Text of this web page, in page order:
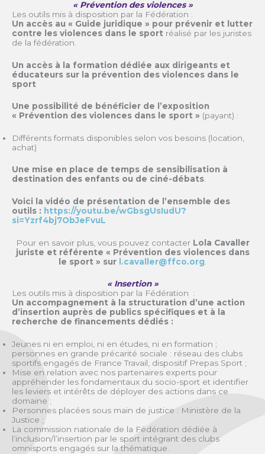
« Prévention des violences »
Les outils mis à disposition par la Fédération :
Un accès au « Guide juridique » pour prévenir et lutter
contre les violences dans le sport réalisé par les juristes
de la fédération.
Un accès à la formation dédiée aux dirigeants et
éducateurs sur la prévention des violences dans le
sport
Une possibilité de bénéficier de l’exposition
« Prévention des violences dans le sport » (payant) :
Différents formats disponibles selon vos besoins (location,
achat)
Une mise en place de temps de sensibilisation à
destination des enfants ou de ciné-débats
Voici la vidéo de présentation de l’ensemble des
outils : https://youtu.be/wGbsgUsIudU?
si=Yzrf4bj7ObJeFvuL
Pour en savoir plus, vous pouvez contacter Lola Cavaller
juriste et référente « Prévention des violences dans
le sport » sur l.cavaller@ffco.org
« Insertion »
Les outils mis à disposition par la Fédération :
Un accompagnement à la structuration d’une action
d’insertion auprès de publics spécifiques et à la
recherche de financements dédiés :
Jeunes ni en emploi, ni en études, ni en formation ;
personnes en grande précarité sociale : réseau des clubs
sportifs engagés de France Travail, dispositif Prepas Sport ;
Mise en relation avec nos partenaires experts pour
appréhender les fondamentaux du socio-sport et identifier
les leviers et intérêts de déployer des actions dans ce
domaine ;
Personnes placées sous main de justice : Ministère de la
Justice ;
La commission nationale de la Fédération dédiée à
l’inclusion/l’insertion par le sport intégrant des clubs
omnisports engagés sur la thématique.